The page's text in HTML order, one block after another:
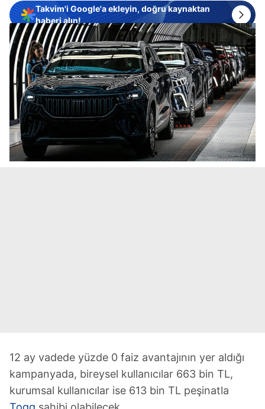
Takvim'i Google'a ekleyin, doğru kaynaktan
haberi alın!
12 ay vadede yüzde 0 faiz avantajının yer aldığı
kampanyada, bireysel kullanıcılar 663 bin TL,
kurumsal kullanıcılar ise 613 bin TL peşinatla